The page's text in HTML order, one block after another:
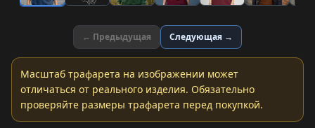
← Предыдущая Следующая →
Масштаб трафарета на изображении может
отличаться от реального изделия. Обязательно
проверяйте размеры трафарета перед покупкой.